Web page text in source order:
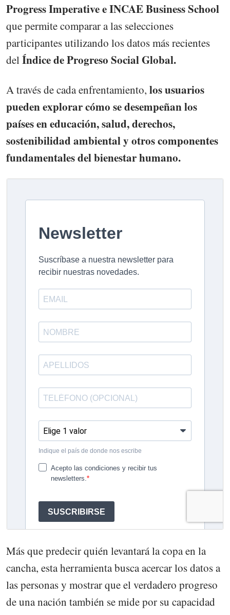
Progress Imperative e INCAE Business School
que permite comparar a las selecciones
participantes utilizando los datos más recientes
delÍndice de Progreso Social Global.
A través de cada enfrentamiento, los usuarios
pueden explorar cómo se desempeñan los
países en educación, salud, derechos,
sostenibilidad ambiental y otros componentes
fundamentales del bienestar humano.
Más que predecir quién levantará la copa en la
cancha, esta herramienta busca acercar los datos a
las personas y mostrar que el verdadero progreso
de una nación también se mide por su capacidad